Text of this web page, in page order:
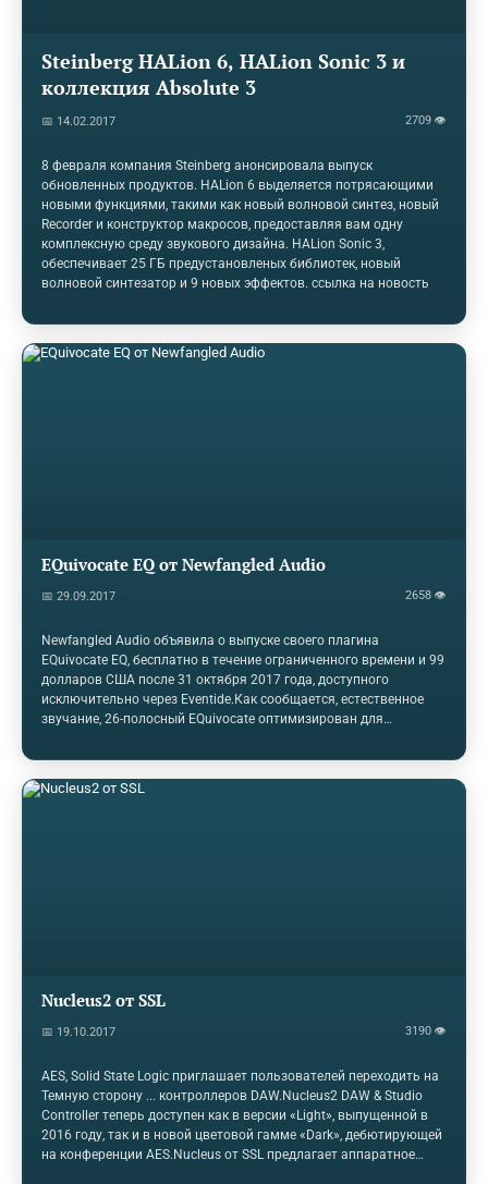
Steinberg HALion 6, HALion Sonic 3 и
коллекция Absolute 3
📅 14.02.2017 2709 👁
8 февраля компания Steinberg анонсировала выпуск
обновленных продуктов. HALion 6 выделяется потрясающими
новыми функциями, такими как новый волновой синтез, новый
Recorder и конструктор макросов, предоставляя вам одну
комплексную среду звукового дизайна. HALion Sonic 3,
обеспечивает 25 ГБ предустановленых библиотек, новый
волновой синтезатор и 9 новых эффектов. ссылка на новость
EQuivocate EQ от Newfangled Audio
📅 29.09.2017 2658 👁
Newfangled Audio объявила о выпуске своего плагина
EQuivocate EQ, бесплатно в течение ограниченного времени и 99
долларов США после 31 октября 2017 года, доступного
исключительно через Eventide.Как сообщается, естественное
звучание, 26-полосный EQuivocate оптимизирован для
материалов. EQuivocate использует фильтры, которые
смоделированы на человеческом ухе.Ключевые особенности
включают в себя 26 линейно-фазовых фильтров. Match EQ для
Nucleus2 от SSL
📅 19.10.2017 3190 👁
AES, Solid State Logic приглашает пользователей переходить на
Темную сторону ... контроллеров DAW.Nucleus2 DAW & Studio
Controller теперь доступен как в версии «Light», выпущенной в
2016 году, так и в новой цветовой гамме «Dark», дебютирующей
на конференции AES.Nucleus от SSL предлагает аппаратное